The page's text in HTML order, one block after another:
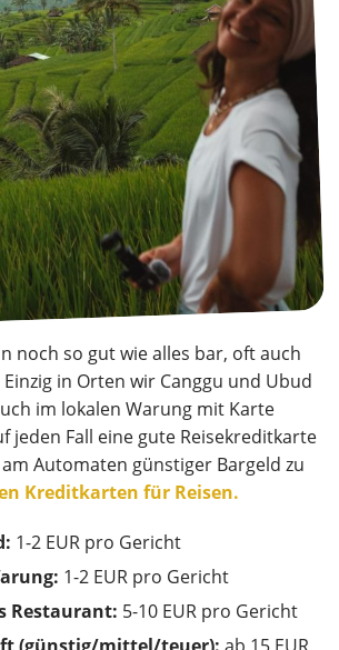
noch so gut wie alles bar, oft auch
in Orten wir Canggu und Ubud
im lokalen Warung mit Karte
jeden Fall eine gute Reisekreditkarte
Automaten günstiger Bargeld zu
Kreditkarten für Reisen.
1-2 EUR pro Gericht
1-2 EUR pro Gericht
Restaurant: 5-10 EUR pro Gericht
(günstig/mittel/teuer): ab 15 EUR